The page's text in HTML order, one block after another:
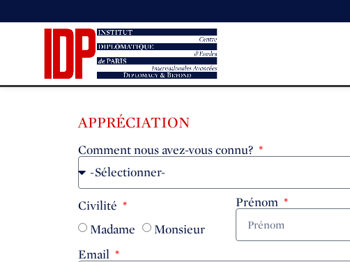
APPRÉCIATION
Comment nous avez-vous connu?
Civilité
Madame
Monsieur
Prénom
Email